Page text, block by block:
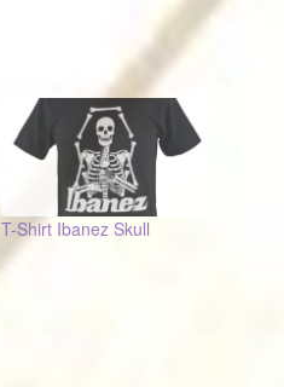
T-Shirt Ibanez Skull